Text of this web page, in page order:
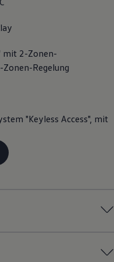
mit 2-Zonen-
Regelung
"Keyless Access", mit